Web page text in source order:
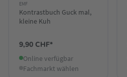
EMF
Kontrastbuch Guck mal,
kleine Kuh
9,90 CHF*
Online verfügbar
Fachmarkt wählen